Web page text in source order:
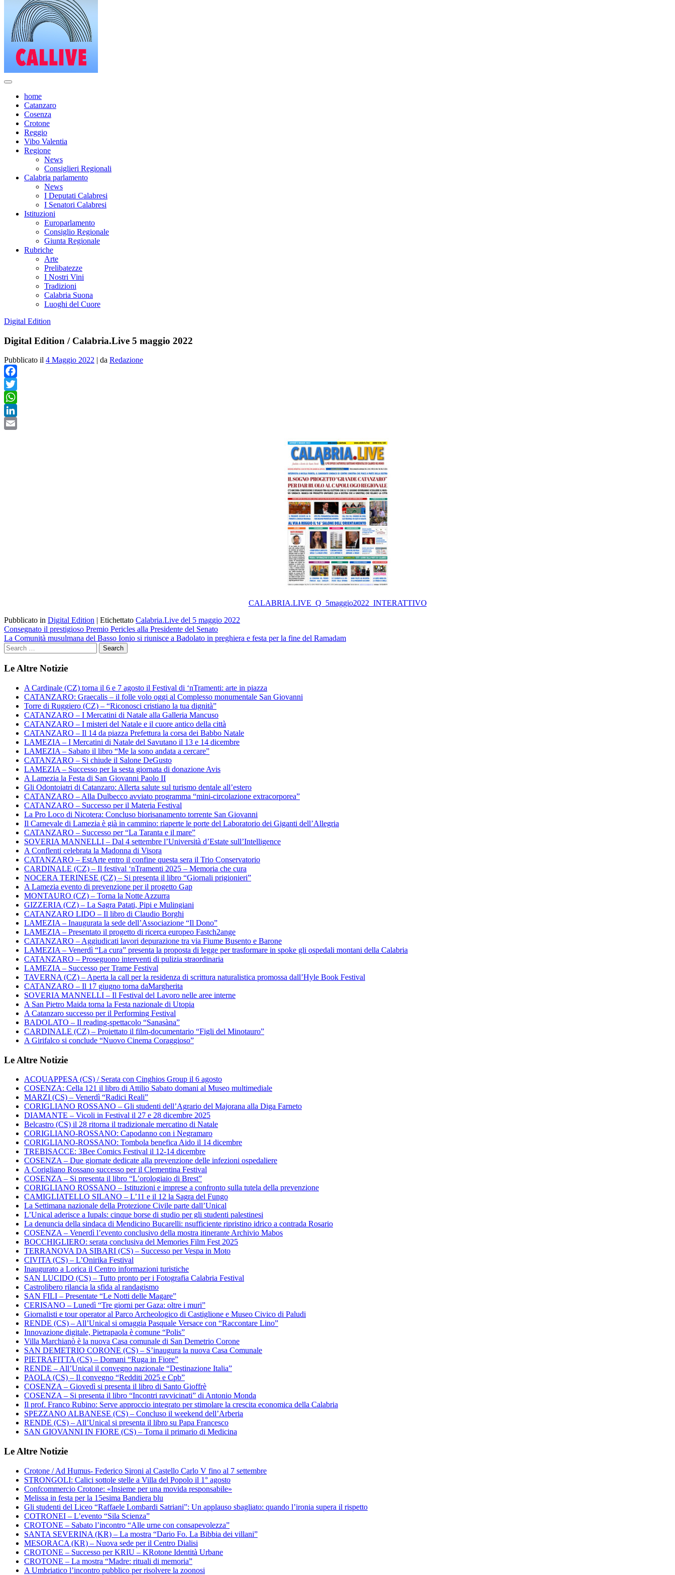
home
Catanzaro
Cosenza
Crotone
Reggio
Vibo Valentia
Regione
News
Consiglieri Regionali
Calabria parlamento
News
I Deputati Calabresi
I Senatori Calabresi
Istituzioni
Europarlamento
Consiglio Regionale
Giunta Regionale
Rubriche
Arte
Prelibatezze
I Nostri Vini
Tradizioni
Calabria Suona
Luoghi del Cuore
Digital Edition
Digital Edition / Calabria.Live 5 maggio 2022
Pubblicato il 4 Maggio 2022 | da Redazione
Facebook
Twitter
WhatsApp
LinkedIn
CALABRIA.LIVE_Q_5maggio2022_INTERATTIVO
Pubblicato in Digital Edition | Etichettato Calabria.Live del 5 maggio 2022
Navigazione
articoli
Consegnato il prestigioso Premio Pericles alla Presidente del Senato
La Comunità musulmana del Basso Ionio si riunisce a Badolato in preghiera e festa per la fine del Ramadam
Le Altre Notizie
A Cardinale (CZ) torna il 6 e 7 agosto il Festival di ‘nTramenti: arte in piazza
CATANZARO: Graecalis – il folle volo oggi al Complesso monumentale San Giovanni
Torre di Ruggiero (CZ) – “Riconosci cristiano la tua dignità”
CATANZARO – I Mercatini di Natale alla Galleria Mancuso
CATANZARO – I misteri del Natale e il cuore antico della città
CATANZARO – Il 14 da piazza Prefettura la corsa dei Babbo Natale
LAMEZIA – I Mercatini di Natale del Savutano il 13 e 14 dicembre
LAMEZIA – Sabato il libro “Me la sono andata a cercare”
CATANZARO – Si chiude il Salone DeGusto
LAMEZIA – Successo per la sesta giornata di donazione Avis
A Lamezia la Festa di San Giovanni Paolo II
Gli Odontoiatri di Catanzaro: Allerta salute sul turismo dentale all’estero
CATANZARO – Alla Dulbecco avviato programma “mini-circolazione extracorporea”
CATANZARO – Successo per il Materia Festival
La Pro Loco di Nicotera: Concluso biorisanamento torrente San Giovanni
Il Carnevale di Lamezia è già in cammino: riaperte le porte del Laboratorio dei Giganti dell’Allegria
CATANZARO – Successo per “La Taranta e il mare”
SOVERIA MANNELLI – Dal 4 settembre l’Università d’Estate sull’Intelligence
A Conflenti celebrata la Madonna di Visora
CATANZARO – EstArte entro il confine questa sera il Trio Conservatorio
CARDINALE (CZ) – Il festival ‘nTramenti 2025 – Memoria che cura
NOCERA TERINESE (CZ) – Si presenta il libro “Giornali prigionieri”
A Lamezia evento di prevenzione per il progetto Gap
MONTAURO (CZ) – Torna la Notte Azzurra
GIZZERIA (CZ) – La Sagra Patati, Pipi e Mulingiani
CATANZARO LIDO – Il libro di Claudio Borghi
LAMEZIA – Inaugurata la sede dell’Associazione “Il Dono”
LAMEZIA – Presentato il progetto di ricerca europeo Fastch2ange
CATANZARO – Aggiudicati lavori depurazione tra via Fiume Busento e Barone
LAMEZIA – Venerdì “La cura” presenta la proposta di legge per trasformare in spoke gli ospedali montani della Calabria
CATANZARO – Proseguono interventi di pulizia straordinaria
LAMEZIA – Successo per Trame Festival
TAVERNA (CZ) – Aperta la call per la residenza di scrittura naturalistica promossa dall’Hyle Book Festival
CATANZARO – Il 17 giugno torna daMargherita
SOVERIA MANNELLI – Il Festival del Lavoro nelle aree interne
A San Pietro Maida torna la Festa nazionale di Utopia
A Catanzaro successo per il Performing Festival
BADOLATO – Il reading-spettacolo “Sanasàna”
CARDINALE (CZ) – Proiettato il film-documentario “Figli del Minotauro”
A Girifalco si conclude “Nuovo Cinema Coraggioso”
Le Altre Notizie
ACQUAPPESA (CS) / Serata con Cinghios Group il 6 agosto
COSENZA: Cella 121 il libro di Attilio Sabato domani al Museo multimediale
MARZI (CS) – Venerdì “Radici Reali”
CORIGLIANO ROSSANO – Gli studenti dell’Agrario del Majorana alla Diga Farneto
DIAMANTE – Vicoli in Festival il 27 e 28 dicembre 2025
Belcastro (CS) il 28 ritorna il tradizionale mercatino di Natale
CORIGLIANO-ROSSANO: Capodanno con i Negramaro
CORIGLIANO-ROSSANO: Tombola benefica Aido il 14 dicembre
TREBISACCE: 3Bee Comics Festival il 12-14 dicembre
COSENZA – Due giornate dedicate alla prevenzione delle infezioni ospedaliere
A Corigliano Rossano successo per il Clementina Festival
COSENZA – Si presenta il libro “L’orologiaio di Brest”
CORIGLIANO ROSSANO – Istituzioni e imprese a confronto sulla tutela della prevenzione
CAMIGLIATELLO SILANO – L’11 e il 12 la Sagra del Fungo
La Settimana nazionale della Protezione Civile parte dall’Unical
L’Unical aderisce a Iupals: cinque borse di studio per gli studenti palestinesi
La denuncia della sindaca di Mendicino Bucarelli: nsufficiente ripristino idrico a contrada Rosario
COSENZA – Venerdì l’evento conclusivo della mostra itinerante Archivio Mabos
BOCCHIGLIERO: serata conclusiva del Memories Film Fest 2025
TERRANOVA DA SIBARI (CS) – Successo per Vespa in Moto
CIVITA (CS) – L’Onirika Festival
Inaugurato a Lorica il Centro informazioni turistiche
SAN LUCIDO (CS) – Tutto pronto per i Fotografia Calabria Festival
Castrolibero rilancia la sfida al randagismo
SAN FILI – Presentate “Le Notti delle Magare”
CERISANO – Lunedì “Tre giorni per Gaza: oltre i muri”
Giornalisti e tour operator al Parco Archeologico di Castiglione e Museo Civico di Paludi
RENDE (CS) – All’Unical si omaggia Pasquale Versace con “Raccontare Lino”
Innovazione digitale, Pietrapaola è comune “Polis”
Villa Marchianò è la nuova Casa comunale di San Demetrio Corone
SAN DEMETRIO CORONE (CS) – S’inaugura la nuova Casa Comunale
PIETRAFITTA (CS) – Domani “Ruga in Fiore”
RENDE – All’Unical il convegno nazionale “Destinazione Italia”
PAOLA (CS) – Il convegno “Redditi 2025 e Cpb”
COSENZA – Giovedì si presenta il libro di Santo Gioffrè
COSENZA – Si presenta il libro “Incontri ravvicinati” di Antonio Monda
Il prof. Franco Rubino: Serve approccio integrato per stimolare la crescita economica della Calabria
SPEZZANO ALBANESE (CS) – Concluso il weekend dell’Arberia
RENDE (CS) – All’Unical si presenta il libro su Papa Francesco
SAN GIOVANNI IN FIORE (CS) – Torna il primario di Medicina
Le Altre Notizie
Crotone / Ad Humus- Federico Sironi al Castello Carlo V fino al 7 settembre
STRONGOLI: Calici sottole stelle a Villa del Popolo il 1° agosto
Confcommercio Crotone: «Insieme per una movida responsabile»
Melissa in festa per la 15esima Bandiera blu
Gli studenti del Liceo “Raffaele Lombardi Satriani”: Un applauso sbagliato: quando l’ironia supera il rispetto
COTRONEI – L’evento “Sila Scienza”
CROTONE – Sabato l’incontro “Alle urne con consapevolezza”
SANTA SEVERINA (KR) – La mostra “Dario Fo. La Bibbia dei villani”
MESORACA (KR) – Nuova sede per il Centro Dialisi
CROTONE – Successo per KRIU – KRotone Identità Urbane
CROTONE – La mostra “Madre: rituali di memoria”
A Umbriatico l’incontro pubblico per risolvere la zoonosi